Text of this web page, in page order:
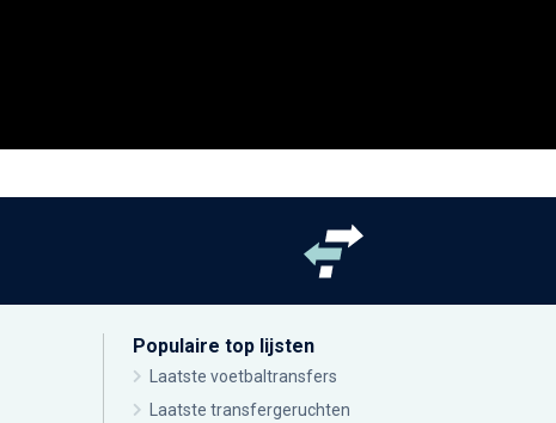
Populaire top lijsten
Laatste voetbaltransfers
Laatste transfergeruchten